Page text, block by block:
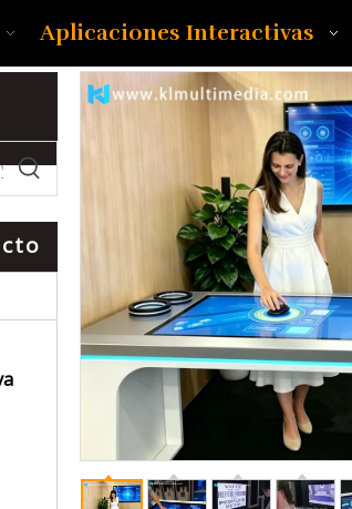
Aplicaciones Interactivas